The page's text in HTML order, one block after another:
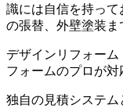
識には自信を持っ
の張替、外壁塗装ま
デザインリフォー
フォームのプロが対
独自の見積システ